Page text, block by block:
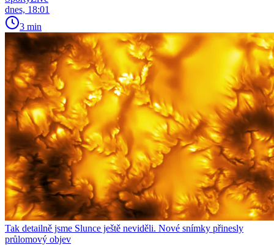
dnes, 18:01
3 min
Tak detailně jsme Slunce ještě neviděli. Nové snímky přinesly
průlomový objev